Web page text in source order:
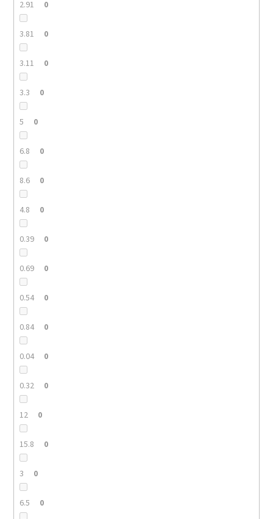
2.91 0
3.81 0
3.11 0
3.3 0
5 0
6.8 0
8.6 0
4.8 0
0.39 0
0.69 0
0.54 0
0.84 0
0.04 0
0.32 0
12 0
15.8 0
3 0
6.5 0